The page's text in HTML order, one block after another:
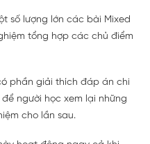
số lượng lớn các bài Mixed
tổng hợp các chủ điểm
phần giải thích đáp án chi
người học xem lại những
cho lần sau.